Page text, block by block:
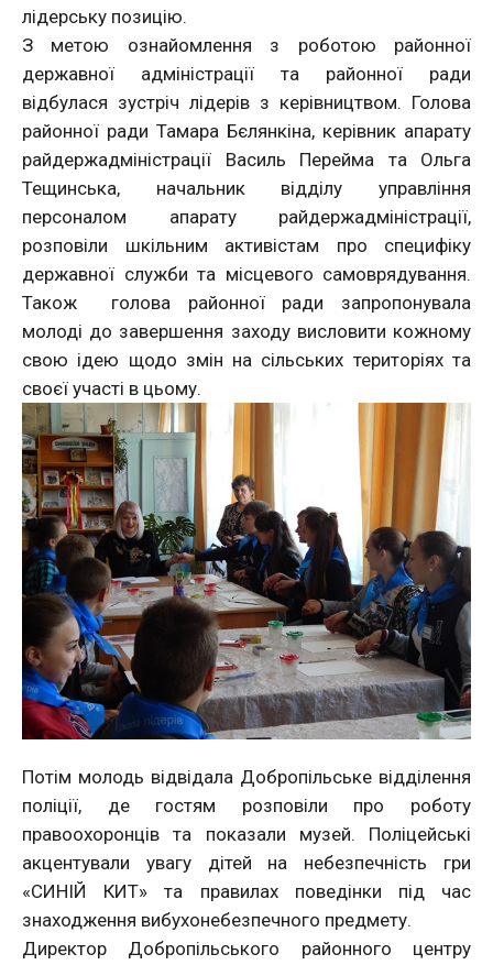
лідерську позицію.
З метою ознайомлення з роботою районної
державної адміністрації та районної ради
відбулася зустріч лідерів з керівництвом. Голова
районної ради Тамара Бєлянкіна, керівник апарату
райдержадміністрації Василь Перейма та Ольга
Тещинська, начальник відділу управління
персоналом апарату райдержадміністрації,
розповіли шкільним активістам про специфіку
державної служби та місцевого самоврядування.
Також голова районної ради запропонувала
молоді до завершення заходу висловити кожному
свою ідею щодо змін на сільських територіях та
своєї участі в цьому.
Потім молодь відвідала Добропільське відділення
поліції, де гостям розповіли про роботу
правоохоронців та показали музей. Поліцейські
акцентували увагу дітей на небезпечність гри
«СИНІЙ КИТ» та правилах поведінки під час
знаходження вибухонебезпечного предмету.
Директор Добропільського районного центру